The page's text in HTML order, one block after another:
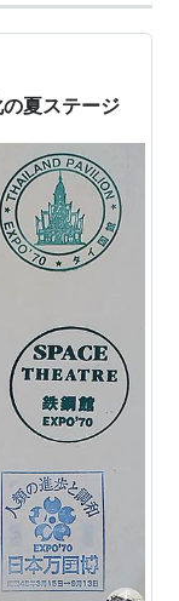
夏ステージ